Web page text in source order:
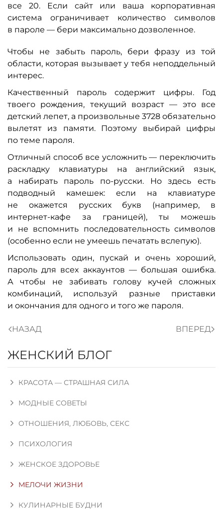
все 20. Если сайт или ваша корпоративная
система ограничивает количество символов
в пароле — бери максимально дозволенное.
Чтобы не забыть пароль, бери фразу из той
области, которая вызывает у тебя неподдельный
интерес.
Качественный пароль содержит цифры. Год
твоего рождения, текущий возраст — это все
детский лепет, а произвольные 3728 обязательно
вылетят из памяти. Поэтому выбирай цифры
по теме пароля.
Отличный способ все усложнить — переключить
раскладку клавиатуры на английский язык,
а набирать пароль по-русски. Но здесь есть
подводный камешек: если на клавиатуре
не окажется русских букв (например, в
интернет-кафе за границей), ты можешь
и не вспомнить последовательность символов
(особенно если не умеешь печатать вслепую).
Использовать один, пускай и очень хороший,
пароль для всех аккаунтов — большая ошибка.
А чтобы не забивать голову кучей сложных
комбинаций, используй разные приставки
и окончания для одного и того же пароля.
НАЗАД ВПЕРЕД
ЖЕНСКИЙ БЛОГ
КРАСОТА — СТРАШНАЯ СИЛА
МОДНЫЕ СОВЕТЫ
ОТНОШЕНИЯ, ЛЮБОВЬ, СЕКС
ПСИХОЛОГИЯ
ЖЕНСКОЕ ЗДОРОВЬЕ
МЕЛОЧИ ЖИЗНИ
КУЛИНАРНЫЕ БУДНИ